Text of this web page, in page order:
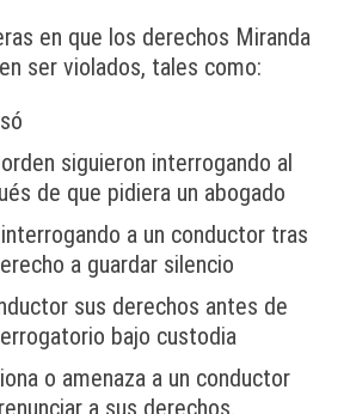
en que los derechos Miranda
ser violados, tales como:
siguieron interrogando al
de que pidiera un abogado
a un conductor tras
a guardar silencio
sus derechos antes de
bajo custodia
o amenaza a un conductor
a sus derechos.